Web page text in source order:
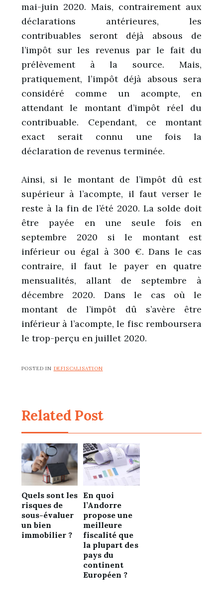
mai-juin 2020. Mais, contrairement aux
déclarations antérieures, les
contribuables seront déjà absous de
l’impôt sur les revenus par le fait du
prélèvement à la source. Mais,
pratiquement, l’impôt déjà absous sera
considéré comme un acompte, en
attendant le montant d’impôt réel du
contribuable. Cependant, ce montant
exact serait connu une fois la
déclaration de revenus terminée.
Ainsi, si le montant de l’impôt dû est
supérieur à l’acompte, il faut verser le
reste à la fin de l’été 2020. La solde doit
être payée en une seule fois en
septembre 2020 si le montant est
inférieur ou égal à 300 €. Dans le cas
contraire, il faut le payer en quatre
mensualités, allant de septembre à
décembre 2020. Dans le cas où le
montant de l’impôt dû s’avère être
inférieur à l’acompte, le fisc remboursera
le trop-perçu en juillet 2020.
POSTED IN DEFISCALISATION
Related Post
Quels sont les
risques de
sous-évaluer
un bien
immobilier ?
En quoi
l’Andorre
propose une
meilleure
fiscalité que
la plupart des
pays du
continent
Européen ?